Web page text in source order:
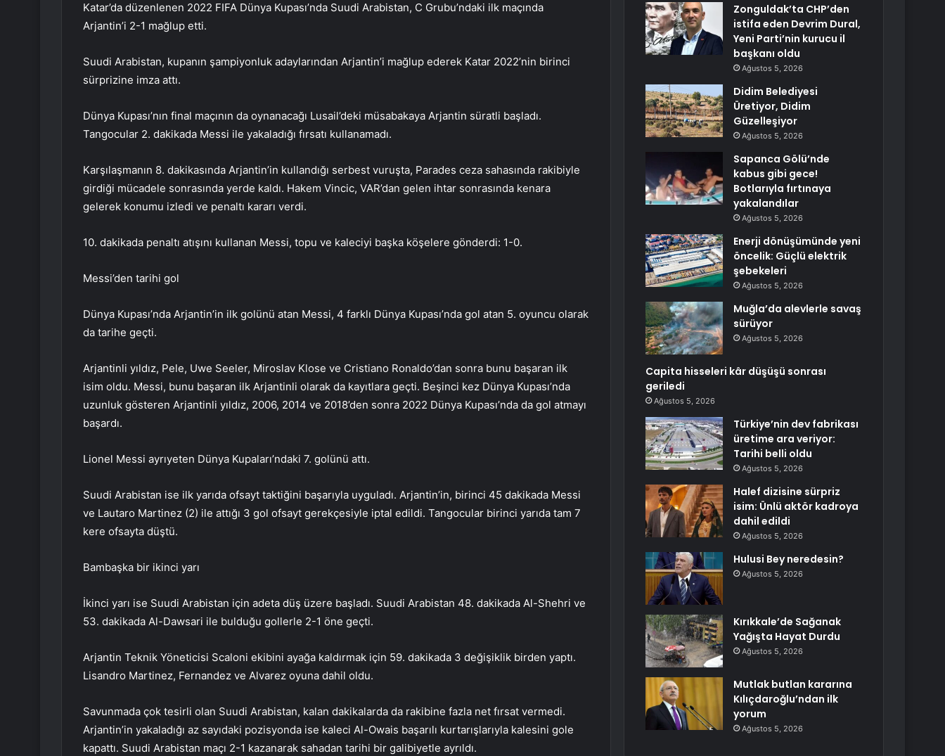
Katar’da düzenlenen 2022 FIFA Dünya Kupası’nda Suudi Arabistan, C Grubu’ndaki ilk maçında
Arjantin’i 2-1 mağlup etti.
Suudi Arabistan, kupanın şampiyonluk adaylarından Arjantin’i mağlup ederek Katar 2022’nin birinci
sürprizine imza attı.
Dünya Kupası’nın final maçının da oynanacağı Lusail’deki müsabakaya Arjantin süratli başladı.
Tangocular 2. dakikada Messi ile yakaladığı fırsatı kullanamadı.
Karşılaşmanın 8. dakikasında Arjantin’in kullandığı serbest vuruşta, Parades ceza sahasında rakibiyle
girdiği mücadele sonrasında yerde kaldı. Hakem Vincic, VAR’dan gelen ihtar sonrasında kenara
gelerek konumu izledi ve penaltı kararı verdi.
10. dakikada penaltı atışını kullanan Messi, topu ve kaleciyi başka köşelere gönderdi: 1-0.
Messi’den tarihi gol
Dünya Kupası’nda Arjantin’in ilk golünü atan Messi, 4 farklı Dünya Kupası’nda gol atan 5. oyuncu olarak
da tarihe geçti.
Arjantinli yıldız, Pele, Uwe Seeler, Miroslav Klose ve Cristiano Ronaldo’dan sonra bunu başaran ilk
isim oldu. Messi, bunu başaran ilk Arjantinli olarak da kayıtlara geçti. Beşinci kez Dünya Kupası’nda
uzunluk gösteren Arjantinli yıldız, 2006, 2014 ve 2018’den sonra 2022 Dünya Kupası’nda da gol atmayı
başardı.
Lionel Messi ayrıyeten Dünya Kupaları’ndaki 7. golünü attı.
Suudi Arabistan ise ilk yarıda ofsayt taktiğini başarıyla uyguladı. Arjantin’in, birinci 45 dakikada Messi
ve Lautaro Martinez (2) ile attığı 3 gol ofsayt gerekçesiyle iptal edildi. Tangocular birinci yarıda tam 7
kere ofsayta düştü.
Bambaşka bir ikinci yarı
İkinci yarı ise Suudi Arabistan için adeta düş üzere başladı. Suudi Arabistan 48. dakikada Al-Shehri ve
53. dakikada Al-Dawsari ile bulduğu gollerle 2-1 öne geçti.
Arjantin Teknik Yöneticisi Scaloni ekibini ayağa kaldırmak için 59. dakikada 3 değişiklik birden yaptı.
Lisandro Martinez, Fernandez ve Alvarez oyuna dahil oldu.
Savunmada çok tesirli olan Suudi Arabistan, kalan dakikalarda da rakibine fazla net fırsat vermedi.
Arjantin’in yakaladığı az sayıdaki pozisyonda ise kaleci Al-Owais başarılı kurtarışlarıyla kalesini gole
kapattı. Suudi Arabistan maçı 2-1 kazanarak sahadan tarihi bir galibiyetle ayrıldı.
Zonguldak’ta CHP’den
istifa eden Devrim Dural,
Yeni Parti’nin kurucu il
başkanı oldu
Ağustos 5, 2026
Didim Belediyesi
Üretiyor, Didim
Güzelleşiyor
Ağustos 5, 2026
Sapanca Gölü’nde
kabus gibi gece!
Botlarıyla fırtınaya
yakalandılar
Ağustos 5, 2026
Enerji dönüşümünde yeni
öncelik: Güçlü elektrik
şebekeleri
Ağustos 5, 2026
Muğla’da alevlerle savaş
sürüyor
Ağustos 5, 2026
Capita hisseleri kâr düşüşü sonrası
geriledi
Ağustos 5, 2026
Türkiye’nin dev fabrikası
üretime ara veriyor:
Tarihi belli oldu
Ağustos 5, 2026
Halef dizisine sürpriz
isim: Ünlü aktör kadroya
dahil edildi
Ağustos 5, 2026
Hulusi Bey neredesin?
Ağustos 5, 2026
Kırıkkale’de Sağanak
Yağışta Hayat Durdu
Ağustos 5, 2026
Mutlak butlan kararına
Kılıçdaroğlu’ndan ilk
yorum
Ağustos 5, 2026